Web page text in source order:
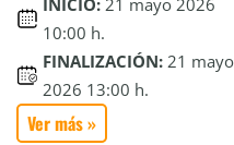
10:00 h.
FINALIZACIÓN: 21 mayo
2026 13:00 h.
Ver más »